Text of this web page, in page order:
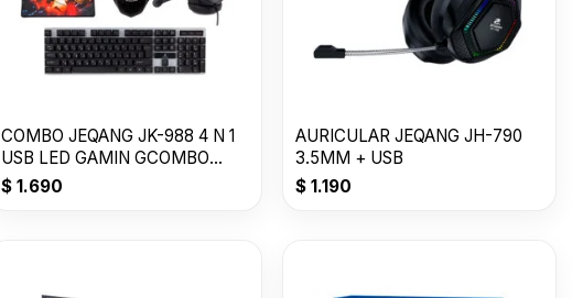
COMBO JEQANG JK-988 4 N 1
USB LED GAMIN GCOMBO
GB/T 26245-20
$ 1.690
AURICULAR JEQANG JH-790
3.5MM + USB
$ 1.190